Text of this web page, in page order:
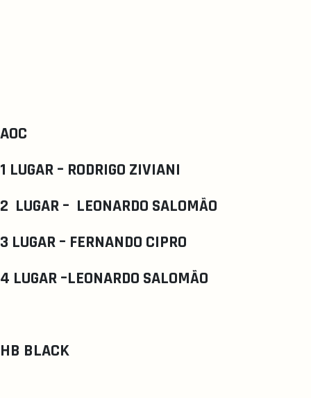
AOC
1 LUGAR – RODRIGO ZIVIANI
2 LUGAR – LEONARDO SALOMÃO
3 LUGAR – FERNANDO CIPRO
4 LUGAR –LEONARDO SALOMÃO
HB BLACK